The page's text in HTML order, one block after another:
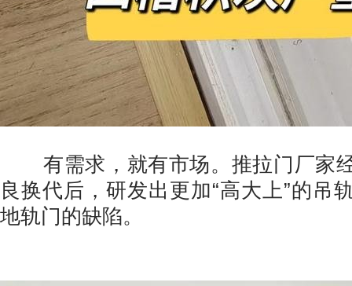
有需求，就有市场。推拉门厂家
良换代后，研发出更加“高大上”的吊
地轨门的缺陷。